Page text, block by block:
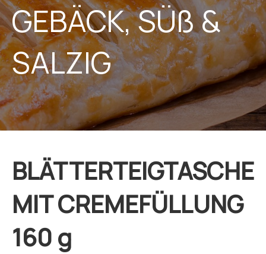
GEBÄCK, SÜß &
SALZIG
BLÄTTERTEIGTASCHE
MIT CREMEFÜLLUNG
160 g